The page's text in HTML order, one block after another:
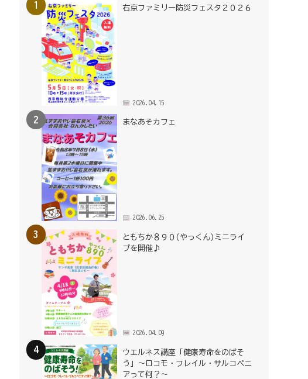
右京ファミリー防災フェスタ２０２６
2026.04.15
まなあそカフェ
2026.06.25
ともちか８９０(やっくん)ミニライ
ブを開催♪
2026.04.09
ウエルネス講座「健康寿命をのばそ
う」～ロコモ・フレイル・サルコペニ
アって何？～